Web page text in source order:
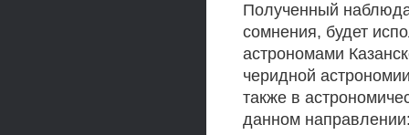
Полученный
сомнения, будет
астрономами
черидной
также в
данном